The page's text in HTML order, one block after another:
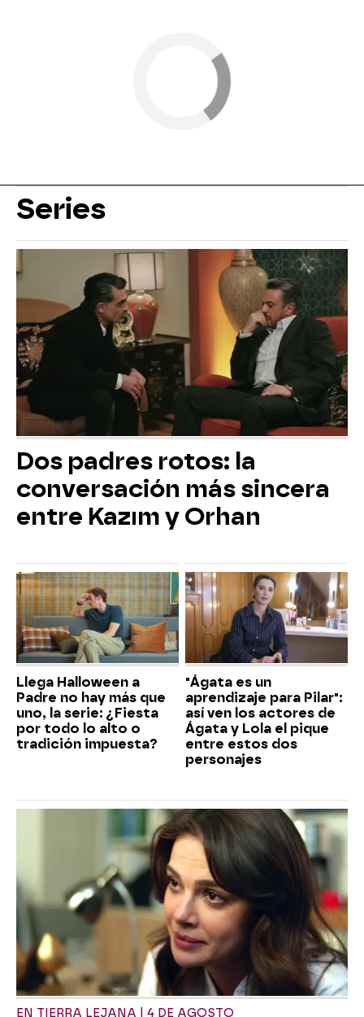
Series
Dos padres rotos: la
conversación más sincera
entre Kazım y Orhan
Llega Halloween a
Padre no hay más que
uno, la serie: ¿Fiesta
por todo lo alto o
tradición impuesta?
"Ágata es un
aprendizaje para Pilar":
así ven los actores de
Ágata y Lola el pique
entre estos dos
personajes
EN TIERRA LEJANA | 4 DE AGOSTO